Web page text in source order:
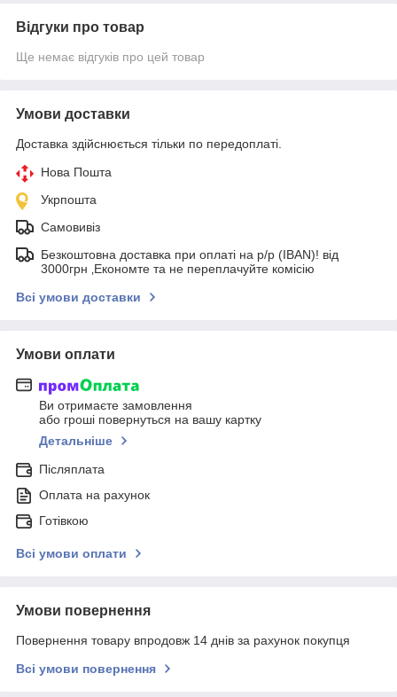
Відгуки про товар
Ще немає відгуків про цей товар
Умови доставки
Доставка здійснюється тільки по передоплаті.
Нова Пошта
Укрпошта
Самовивіз
Безкоштовна доставка при оплаті на р/р (IBAN)! від
3000грн ‚Економте та не переплачуйте комісію
Всі умови доставки
Умови оплати
Ви отримаєте замовлення
або гроші повернуться на вашу картку
Детальніше
Післяплата
Оплата на рахунок
Готівкою
Всі умови оплати
Умови повернення
Повернення товару впродовж 14 днів за рахунок покупця
Всі умови повернення